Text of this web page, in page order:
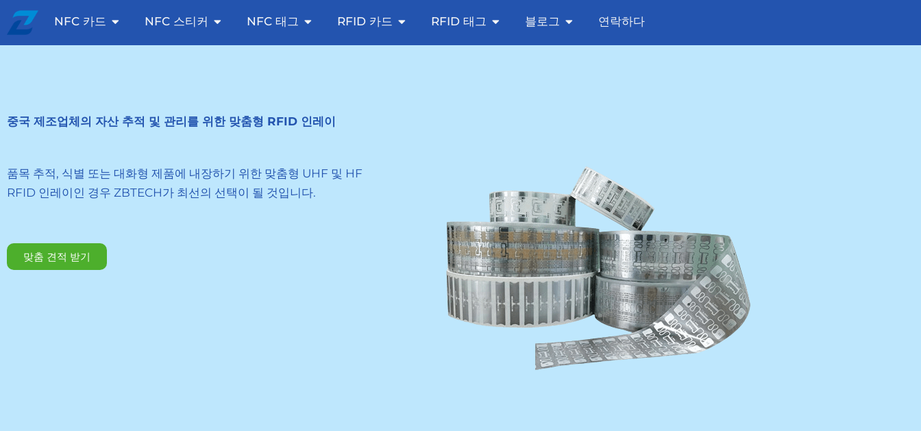
텐
츠
뛰
NFC 카드 Aberto NFC Cards
NFC 스티커 Aberto NFC Sticker
NFC 태그 Aberto NFC Tags
RFID 카드 Aberto RFID Cards
RFID 태그 Aberto RFID Tags
블로그 Aberto Blog
연락하다
중국 제조업체의 자산 추적 및 관리를 위한 맞춤형 RFID 인레이
품목 추적, 식별 또는 대화형 제품에 내장하기 위한 맞춤형 UHF 및 HF
RFID 인레이인 경우 ZBTECH가 최선의 선택이 될 것입니다.
맞춤 견적 받기